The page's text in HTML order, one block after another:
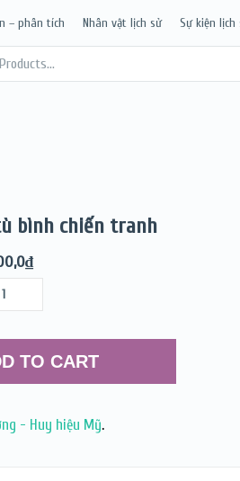
– phân tích Nhân vật lịch sử Sự kiện lịch
bình chiến tranh
₫
TO CART
- Huy hiệu Mỹ.